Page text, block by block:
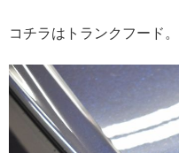
コチラはトランクフード。